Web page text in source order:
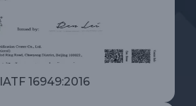
IATF 16949:2016